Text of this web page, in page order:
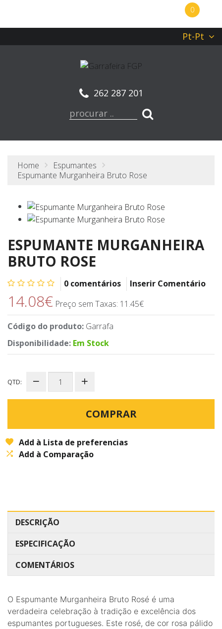
0
Pt-Pt
262 287 201
Home
Espumantes
Espumante Murganheira Bruto Rose
ESPUMANTE MURGANHEIRA
BRUTO ROSE
0 comentários Inserir Comentário
14.08€ Preço sem Taxas: 11.45€
Código do produto: Garrafa
Disponibilidade: Em Stock
QTD:
COMPRAR
Add à Lista de preferencias
Add à Comparação
DESCRIÇÃO
ESPECIFICAÇÃO
COMENTÁRIOS
O Espumante Murganheira Bruto Rosé é uma
verdadeira celebração à tradição e excelência dos
espumantes portugueses. Este rosé, de cor rosa pálido